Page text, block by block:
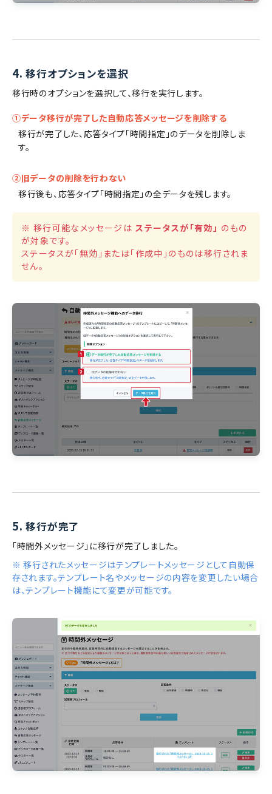
4. 移行オプションを選択
移行時のオプションを選択して、移行を実行します。
①データ移行が完了した自動応答メッセージを削除する
移行が完了した、応答タイプ「時間指定」のデータを削除しま
す。
②旧データの削除を行わない
移行後も、応答タイプ「時間指定」の全データを残します。
※ 移行可能なメッセージは ステータスが「有効」 のもの
が対象です。
ステータスが「無効」または「作成中」のものは移行されま
せん。
5. 移行が完了
「時間外メッセージ」に移行が完了しました。
※ 移行されたメッセージはテンプレートメッセージとして自動保
存されます。テンプレート名やメッセージの内容を変更したい場合
は、テンプレート機能にて変更が可能です。